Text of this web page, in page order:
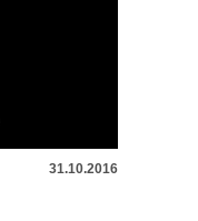
31.10.2016